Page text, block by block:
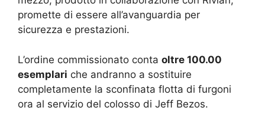
promette di essere all’avanguardia per
sicurezza e prestazioni.
L’ordine commissionato conta oltre 100.00
esemplari che andranno a sostituire
completamente la sconfinata flotta di furgoni
ora al servizio del colosso di Jeff Bezos.